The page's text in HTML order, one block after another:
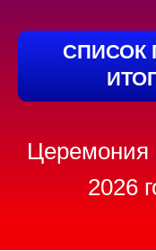
СПИСОК
Церемония
2026